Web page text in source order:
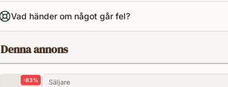
Antal sidor
Format
Vad händer om något går fel?
Denna annons
-83% Säljare